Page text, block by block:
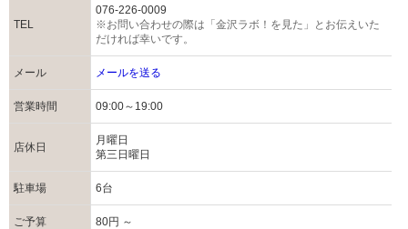
TEL
076-226-0009
※お問い合わせの際は「金沢ラボ！を見た」とお伝えいた
だければ幸いです。
メール メールを送る
営業時間 09:00～19:00
店休日
月曜日
第三日曜日
駐車場 6台
ご予算 80円 ～